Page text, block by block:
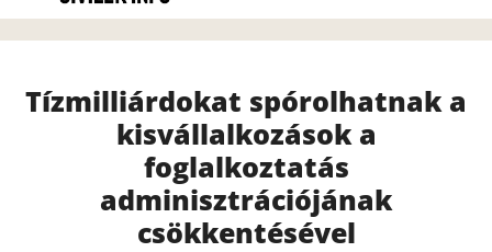
Tízmilliárdokat spórolhatnak a
kisvállalkozások a
foglalkoztatás
adminisztrációjának
csökkentésével